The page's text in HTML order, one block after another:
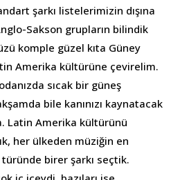
şarkı listelerimizin dışına
Sakson grupların bilindik
komple güzel kıta Güney
Amerika kültürüne çevirelim.
sıcak bir güneş
bile kanınızı kaynatacak
Latin Amerika kültürünü
her ülkeden müziğin en
birer şarkı seçtik.